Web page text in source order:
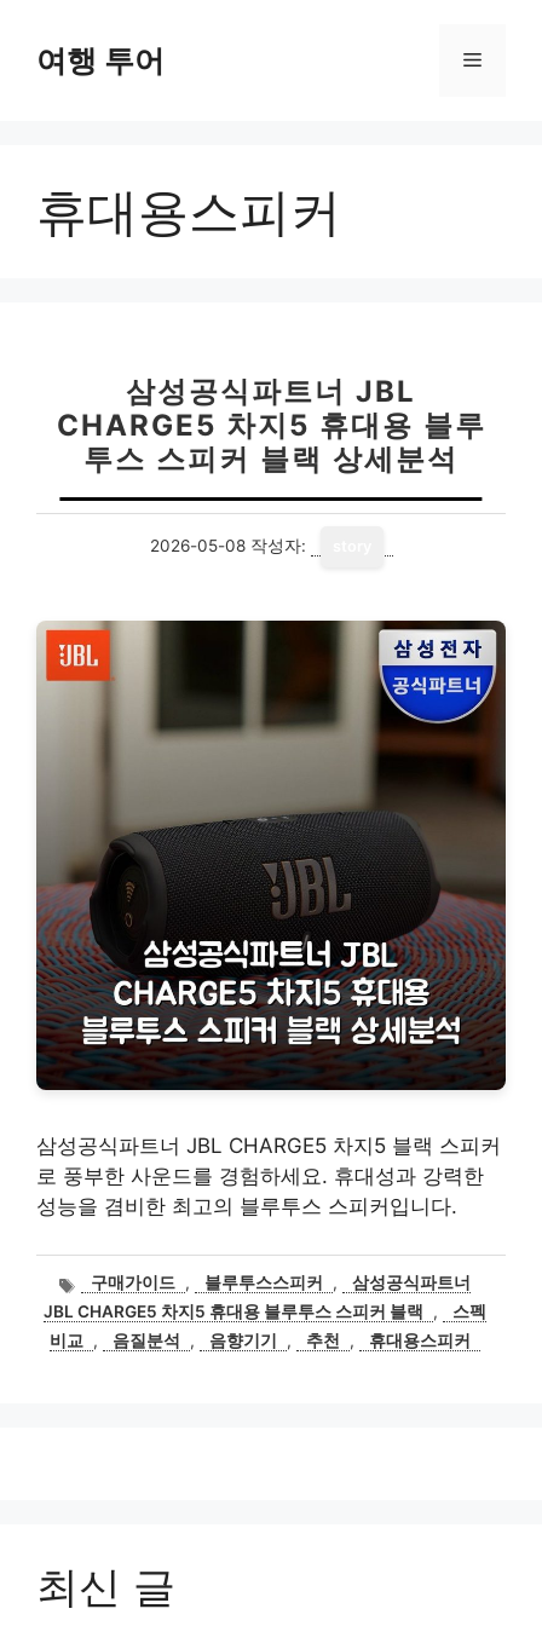
여행 투어 메
휴대용스피커
삼성공식파트너 JBL
CHARGE5 차지5 휴대용 블루
투스 스피커 블랙 상세분석
2026-05-08 작성자:
삼성공식파트너 JBL CHARGE5 차지5 블랙 스피커
로 풍부한 사운드를 경험하세요. 휴대성과 강력한
성능을 겸비한 최고의 블루투스 스피커입니다.
태
그
구매가이드 , 블루투스스피커 ,
삼성공식파트너
JBL CHARGE5 차지5 휴대용 블루투스 스피커 블랙
,
스펙
비교
, 음질분석 , 음향기기 , 추천 , 휴대용스피커
최신 글